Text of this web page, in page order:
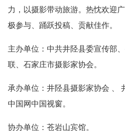
力，以摄影带动旅游。热忱欢迎
极参与、踊跃投稿、贡献佳作。
主办单位：中共井陉县委宣传部
联、石家庄市摄影家协会。
承办单位：井陉县摄影家协会 、
中国网中国视窗。
协办单位：苍岩山宾馆。